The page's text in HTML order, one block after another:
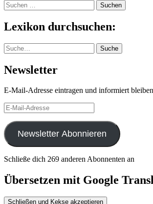
Suchen
nach:
Lexikon durchsuchen:
Suche Suche
Newsletter
E-Mail-Adresse eintragen und informiert
E-
Mail-
Adresse
Newsletter Abonnieren
Schließe dich 269 anderen Abonnenten an
Übersetzen mit Google